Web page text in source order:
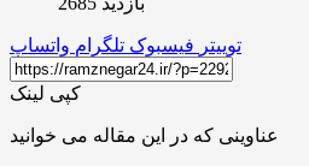
توییتر فیسبوک تلگرام واتساپ
کپی لینک
عناوینی که در این مقاله می خوانید